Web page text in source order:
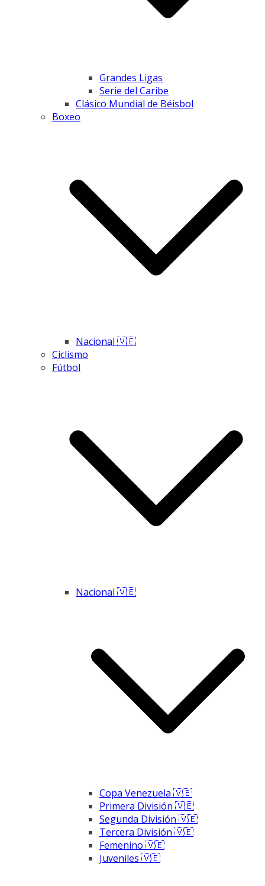
Grandes Ligas
Serie del Caribe
Clásico Mundial de Béisbol
Boxeo
Nacional 🇻🇪
Ciclismo
Fútbol
Nacional 🇻🇪
Copa Venezuela 🇻🇪
Primera División 🇻🇪
Segunda División 🇻🇪
Tercera División 🇻🇪
Femenino 🇻🇪
Juveniles 🇻🇪